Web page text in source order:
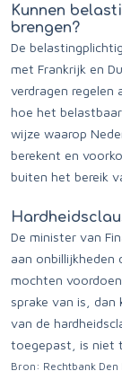
Kunnen
brengen?
De
met Frankrijk en
verdragen regelen
hoe het
wijze waarop
berekent en
buiten het bereik
De minister van
aan onbillijkheden
mochten
sprake van is, dan
van de
toegepast, is niet
Bron: Rechtbank